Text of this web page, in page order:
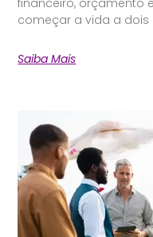
financeiro, orçamento
começar a vida a dois
Saiba Mais